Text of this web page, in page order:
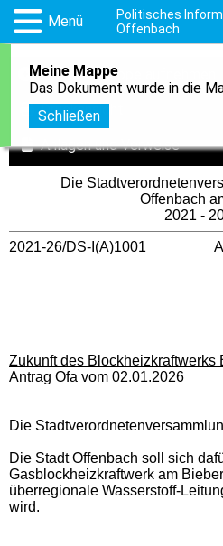
Menü
Politisches
Offenbach
Meine Mappe
Das Dokument wurde in die
Schließen
In meine Mappe aufnehmen
Druckansicht
Anlagen und Verweise
Die
Offenbach
2021 -
2021-26/DS-I(A)1001
Zukunft des Blockheizkraftwerks
Antrag Ofa vom 02.01.2026
Die
Die Stadt Offenbach soll sich
Gasblockheizkraftwerk am
überregionale Wasserstoff-
wird.